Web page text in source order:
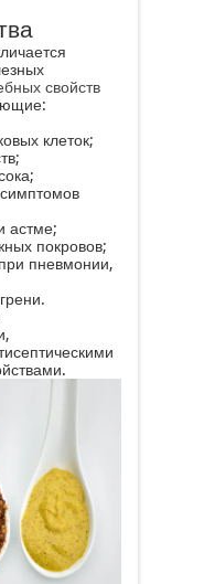
свойств
клеток;
астме;
покровов;
пневмонии,